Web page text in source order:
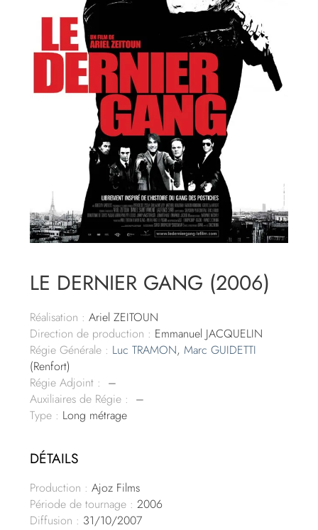
LE DERNIER GANG (2006)
Réalisation : Ariel ZEITOUN
Direction de production : Emmanuel JACQUELIN
Régie Générale : Luc TRAMON,Marc GUIDETTI
(Renfort)
Régie Adjoint : –
Auxiliaires de Régie : –
Type : Long métrage
DÉTAILS
Production : Ajoz Films
Période de tournage : 2006
Diffusion : 31/10/2007